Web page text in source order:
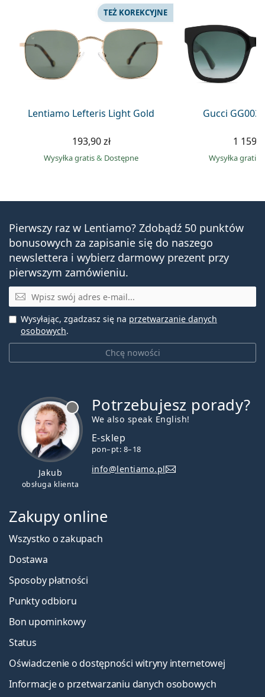
Lentiamo Lefteris Light Gold
TEŻ KOREKCYJNE
193,90 zł
Wysyłka gratis& Dostępne
Gucci
1
Wysyłka gratis
Pierwszy raz w Lentiamo? Zdobądź 50 punktów
bonusowych za zapisanie się do naszego
newslettera i wybierz darmowy prezent przy
pierwszym zamówieniu.
E-mail
Chcę nowości
Wysyłając, zgadzasz się na przetwarzanie danych
osobowych.
Jakub
obsługa klienta
Potrzebujesz porady?
We also speak English!
E-sklep
pon–pt: 8–18
info@lentiamo.pl
Zakupy online
Wszystko o zakupach
Dostawa
Sposoby płatności
Punkty odbioru
Bon upominkowy
Status
Oświadczenie o dostępności witryny internetowej
Informacje o przetwarzaniu danych osobowych